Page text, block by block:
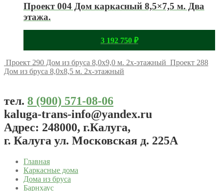
Проект 004 Дом каркасный 8,5×7,5 м. Два
этажа.
3 192 750 ₽
Проект 290 Дом из бруса 8,0х9,0 м. 2х-этажный Проект 288
Дом из бруса 8,0х8,5 м. 2х-этажный
тел. 8 (900) 571-08-06
kaluga-trans-info@yandex.ru
Адрес: 248000, г.Калуга,
г. Калуга ул. Московская д. 225А
Главная
Каркасные дома
Дома из бруса
Барнхаус